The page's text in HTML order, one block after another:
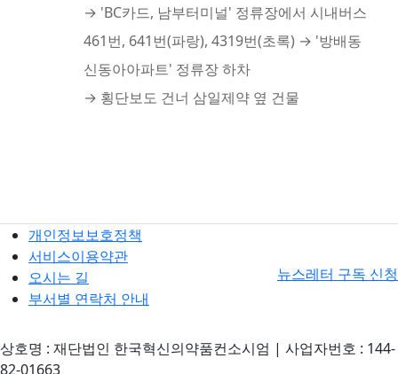
→ 'BC카드, 남부터미널' 정류장에서 시내버스
461번, 641번(파랑), 4319번(초록) → '방배동
신동아아파트' 정류장 하차
→ 횡단보도 건너 삼일제약 옆 건물
개인정보보호정책
서비스이용약관
오시는 길
부서별 연락처 안내
뉴스레터 구독 신청
상호명 : 재단법인 한국혁신의약품컨소시엄 | 사업자번호 : 144-
82-01663